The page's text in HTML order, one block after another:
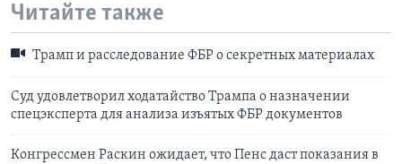
Читайте также
Трамп и расследование ФБР о секретных материалах
Суд удовлетворил ходатайство Трампа о назначении
спецэксперта для анализа изъятых ФБР документов
Конгрессмен Раскин ожидает, что Пенс даст показания в